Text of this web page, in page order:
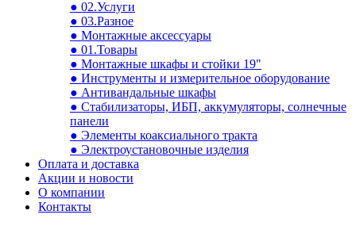
● 02.Услуги
● 03.Разное
● Монтажные аксессуары
● 01.Товары
● Монтажные шкафы и стойки 19"
● Инструменты и измерительное оборудование
● Антивандальные шкафы
● Стабилизаторы, ИБП, аккумуляторы, солнечные
панели
● Элементы коаксиального тракта
● Электроустановочные изделия
Оплата и доставка
Акции и новости
О компании
Контакты